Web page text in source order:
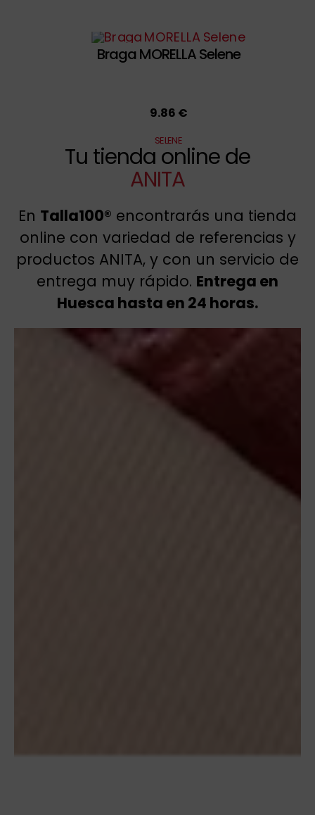
Braga MORELLA Selene
9.86 €
SELENE
Tu tienda online de
ANITA
En Talla100® encontrarás una tienda
online con variedad de referencias y
productos ANITA, y con un servicio de
entrega muy rápido. Entrega en
Huesca hasta en 24 horas.